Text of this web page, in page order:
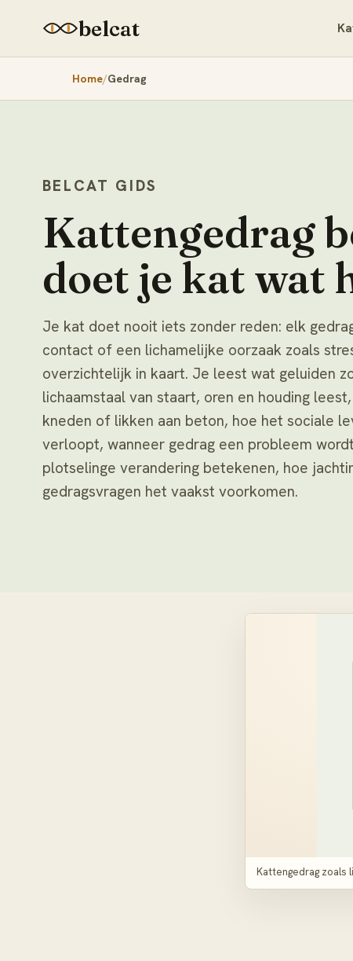
belcat
Home Gedrag
BELCAT GIDS
Kattengedrag
doet je kat wat
Je kat doet nooit iets zonder reden: elk
contact of een lichamelijke oorzaak zoals
overzichtelijk in kaart. Je leest wat geluiden
lichaamstaal van staart, oren en houding
kneden of likken aan beton, hoe het sociale
verloopt, wanneer gedrag een probleem
plotselinge verandering betekenen, hoe
gedragsvragen het vaakst voorkomen.
Kattengedrag zoals